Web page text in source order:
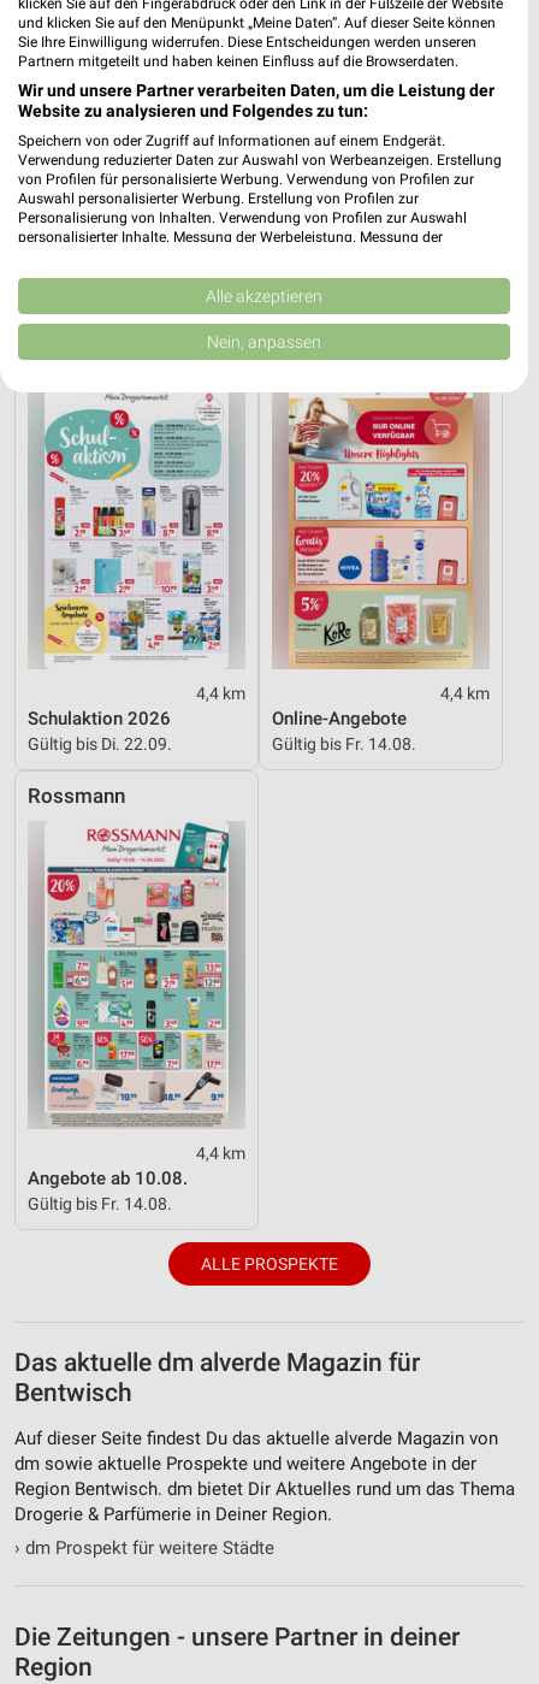
dm Angebote in Bad Doberan
Bad Doberan, Deutschland
202,34 km
Drogerie & Parfümerie Angebote für
Bentwisch und Umgebung
3 Prospekte
4,4 km
Schulaktion 2026
Gültig bis Di. 22.09.
Rossmann
4,4 km
Online-Angebote
Gültig bis Fr. 14.08.
Rossmann
4,4 km
Angebote ab 10.08.
Gültig bis Fr. 14.08.
ALLE PROSPEKTE
Das aktuelle dm alverde Magazin für
Bentwisch
Auf dieser Seite findest Du das aktuelle alverde Magazin von
dm sowie aktuelle Prospekte und weitere Angebote in der
Region Bentwisch. dm bietet Dir Aktuelles rund um das Thema
Drogerie & Parfümerie in Deiner Region.
› dm Prospekt für weitere Städte
Die Zeitungen - unsere Partner in deiner
Region
und klicken Sie auf den Menüpunkt „Meine Daten“. Auf dieser Seite können
Sie Ihre Einwilligung widerrufen. Diese Entscheidungen werden unseren
Partnern mitgeteilt und haben keinen Einfluss auf die Browserdaten.
Wir und unsere Partner verarbeiten Daten, um die Leistung der
Website zu analysieren und Folgendes zu tun:
Speichern von oder Zugriff auf Informationen auf einem Endgerät.
Verwendung reduzierter Daten zur Auswahl von Werbeanzeigen. Erstellung
von Profilen für personalisierte Werbung. Verwendung von Profilen zur
Auswahl personalisierter Werbung. Erstellung von Profilen zur
Personalisierung von Inhalten. Verwendung von Profilen zur Auswahl
personalisierter Inhalte. Messung der Werbeleistung. Messung der
Kombinationen von Daten aus verschiedenen Quellen. Entwicklung und
Verbesserung der Angebote. Verwendung reduzierter Daten zur Auswahl
von Inhalten.
Daten können außerhalb der Europäischen Union weitergegeben und in die
Website/App.
Partnerliste anzeigen (1 IAB-Anbieter)
Wir nutzen Ihre Daten für folgende Zwecke:
IAB-Verarbeitungszwecke:
Speichern von oder Zugriff auf Informationen
auf einem Endgerät
Verwendung reduzierter Daten zur Auswahl von
Werbeanzeigen
Erstellung von Profilen für personalisierte
Verwendung von Profilen zur Auswahl
personalisierter Werbung
Erstellung von Profilen zur Personalisierung
von Inhalten
Verwendung von Profilen zur Auswahl
personalisierter Inhalte
Messung der Werbeleistung
Messung der Performance von Inhalten
Analyse von Zielgruppen durch Statistiken oder
Kombinationen von Daten aus verschiedenen
Quellen
Entwicklung und Verbesserung der Angebote
Verwendung reduzierter Daten zur Auswahl von
Inhalten
Verwendung genauer Standortdaten
Informationen identifizieren
Nicht-IAB-Verarbeitungszwecke:
Notwendig
Performance
Funktional
Alle akzeptieren
Nein, anpassen